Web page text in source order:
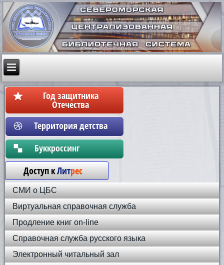
Год защитника
Отечества
Территория детства
Бyккpoccинг
Доступ кЛитрес
СМИ о ЦБС
Виртуальная справочная служба
Продление книг on-line
Справочная служба русского языка
Электронный читальный зал